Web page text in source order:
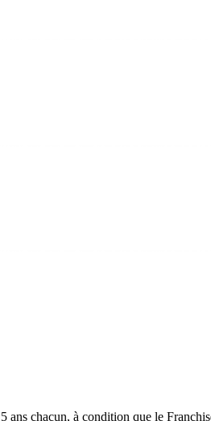
chacun, à condition que le